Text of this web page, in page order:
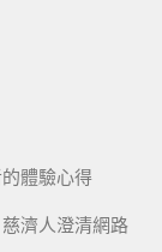
體驗心得
濟人澄清網路